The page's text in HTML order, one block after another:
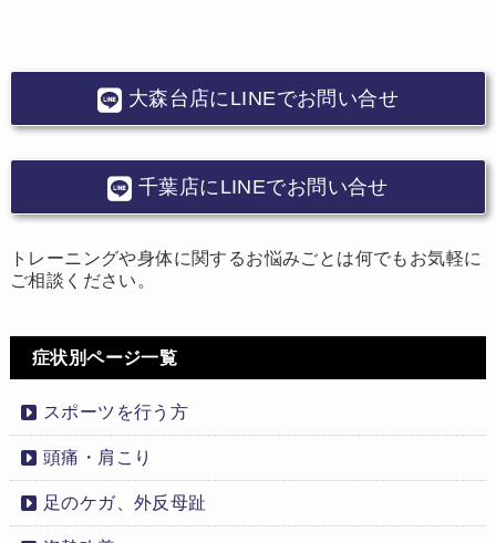
大森台店にLINEでお問い合せ
千葉店にLINEでお問い合せ
トレーニングや身体に関するお悩みごとは何でもお気軽に
ご相談ください。
症状別ページ一覧
スポーツを行う方
頭痛・肩こり
足のケガ、外反母趾